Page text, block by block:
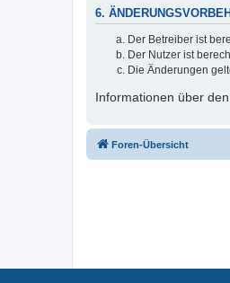
6.
Der Betreiber ist
Der Nutzer ist
Die Änderungen
Informationen über
Foren-Übersicht